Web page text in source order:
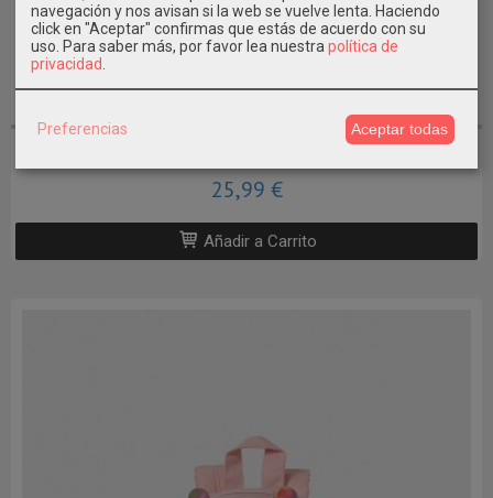
Mochila Guardería - Preescolar...
25,99 €
Añadir a Carrito
navegación y nos avisan si la web se vuelve lenta. Haciendo
click en "Aceptar" confirmas que estás de acuerdo con su
uso. Para saber más, por favor lea nuestra política de
privacidad
Preferencias Aceptar todas